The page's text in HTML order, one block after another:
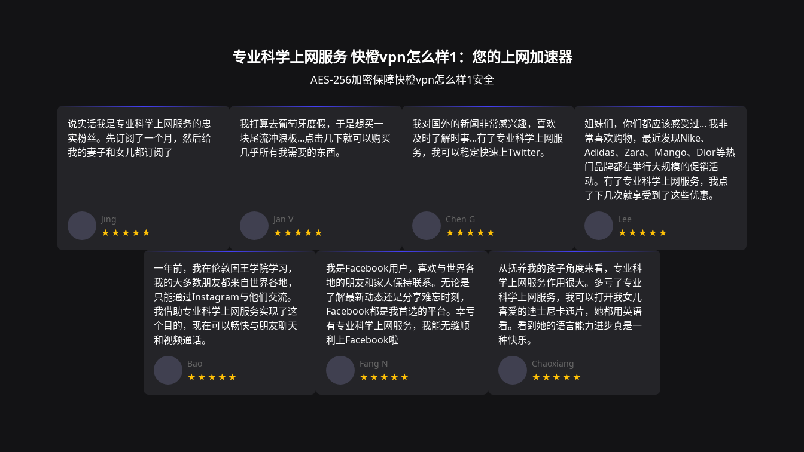
专业科学上网服务 快橙vpn怎么样1：您的上网加速器
AES-256加密保障快橙vpn怎么样1安全
说实话我是专业科学上网服务的忠
实粉丝。先订阅了一个月，然后给
我的妻子和女儿都订阅了
Jing
★★★★★
我打算去葡萄牙度假，于是想买一
块尾流冲浪板...点击几下就可以购买
几乎所有我需要的东西。
Jan V
★★★★★
我对国外的新闻非常感兴趣，喜欢
及时了解时事...有了专业科学上网服
务，我可以稳定快速上Twitter。
Chen G
★★★★★
姐妹们，你们都应该感受过... 我非
常喜欢购物，最近发现Nike、
Adidas、Zara、Mango、Dior等热
门品牌都在举行大规模的促销活
动。有了专业科学上网服务，我点
了下几次就享受到了这些优惠。
Lee
★★★★★
一年前，我在伦敦国王学院学习，
我的大多数朋友都来自世界各地，
只能通过Instagram与他们交流。
我借助专业科学上网服务实现了这
个目的，现在可以畅快与朋友聊天
和视频通话。
Bao
★★★★★
我是Facebook用户，喜欢与世界各
地的朋友和家人保持联系。无论是
了解最新动态还是分享难忘时刻，
Facebook都是我首选的平台。幸亏
有专业科学上网服务，我能无缝顺
利上Facebook啦
Fang N
★★★★★
从抚养我的孩子角度来看，专业科
学上网服务作用很大。多亏了专业
科学上网服务，我可以打开我女儿
喜爱的迪士尼卡通片，她都用英语
看。看到她的语言能力进步真是一
种快乐。
Chaoxiang
★★★★★